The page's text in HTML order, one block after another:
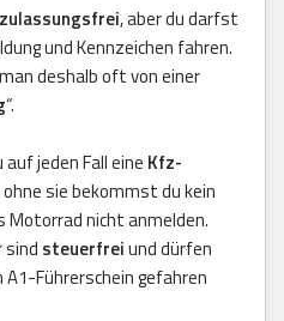
zulassungsfrei, aber du darfst
und Kennzeichen fahren.
deshalb oft von einer
“.
jeden Fall eine Kfz-
sie bekommst du kein
Motorrad nicht anmelden.
sind steuerfreiund dürfen
Führerschein gefahren